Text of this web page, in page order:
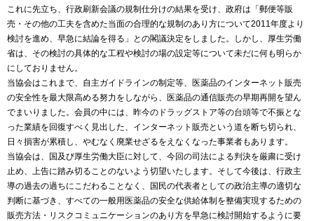
これに先立ち、行政刷新会議の規制仕分けの結果を受け、政府は「郵便等販
売・その他の工夫を含めた当面の合理的な規制のあり方について2011年度より
検討を進め、早急に結論を得る」との閣議決定をしました。しかし、厚生労働
省は、その検討の具体的な工程や検討の場の設定等について未だに何も明らか
にしておりません。
当協会はこれまで、自主ガイドラインの制定等、医薬品のインターネット販売
の安全性を最大限高める努力をしながら、医薬品の通信販売の早期再開を望ん
でまいりました。会員の中には、昨今のドラッグストア等の台頭等で不振とな
った業績を回復すべく見出した、インターネット販売という道を断ち切られ、
日々損害が累積し、やむなく廃業せざるをえなくなった事業者もあります。
当協会は、国及び厚生労働大臣に対して、今回の司法による判決を厳粛に受け
止め、上告に踏み切ることのないよう切望いたします。そして今後は、行政主
導の過去の過ちにこだわることなく、国民の代表者としての政治主導の適切な
判断に基づき、すべての一般用医薬品の安全な供給体制を整備実現するための
販売方法・リスクコミュニケーションのあり方を早急に検討開始するように要